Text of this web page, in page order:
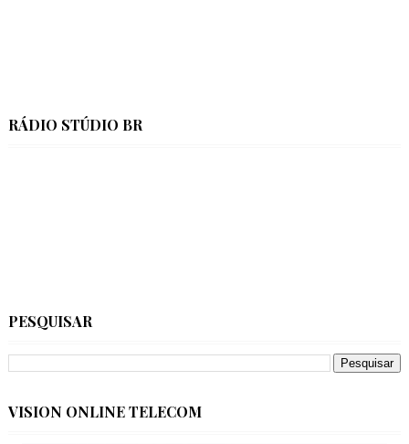
RÁDIO STÚDIO BR
PESQUISAR
VISION ONLINE TELECOM